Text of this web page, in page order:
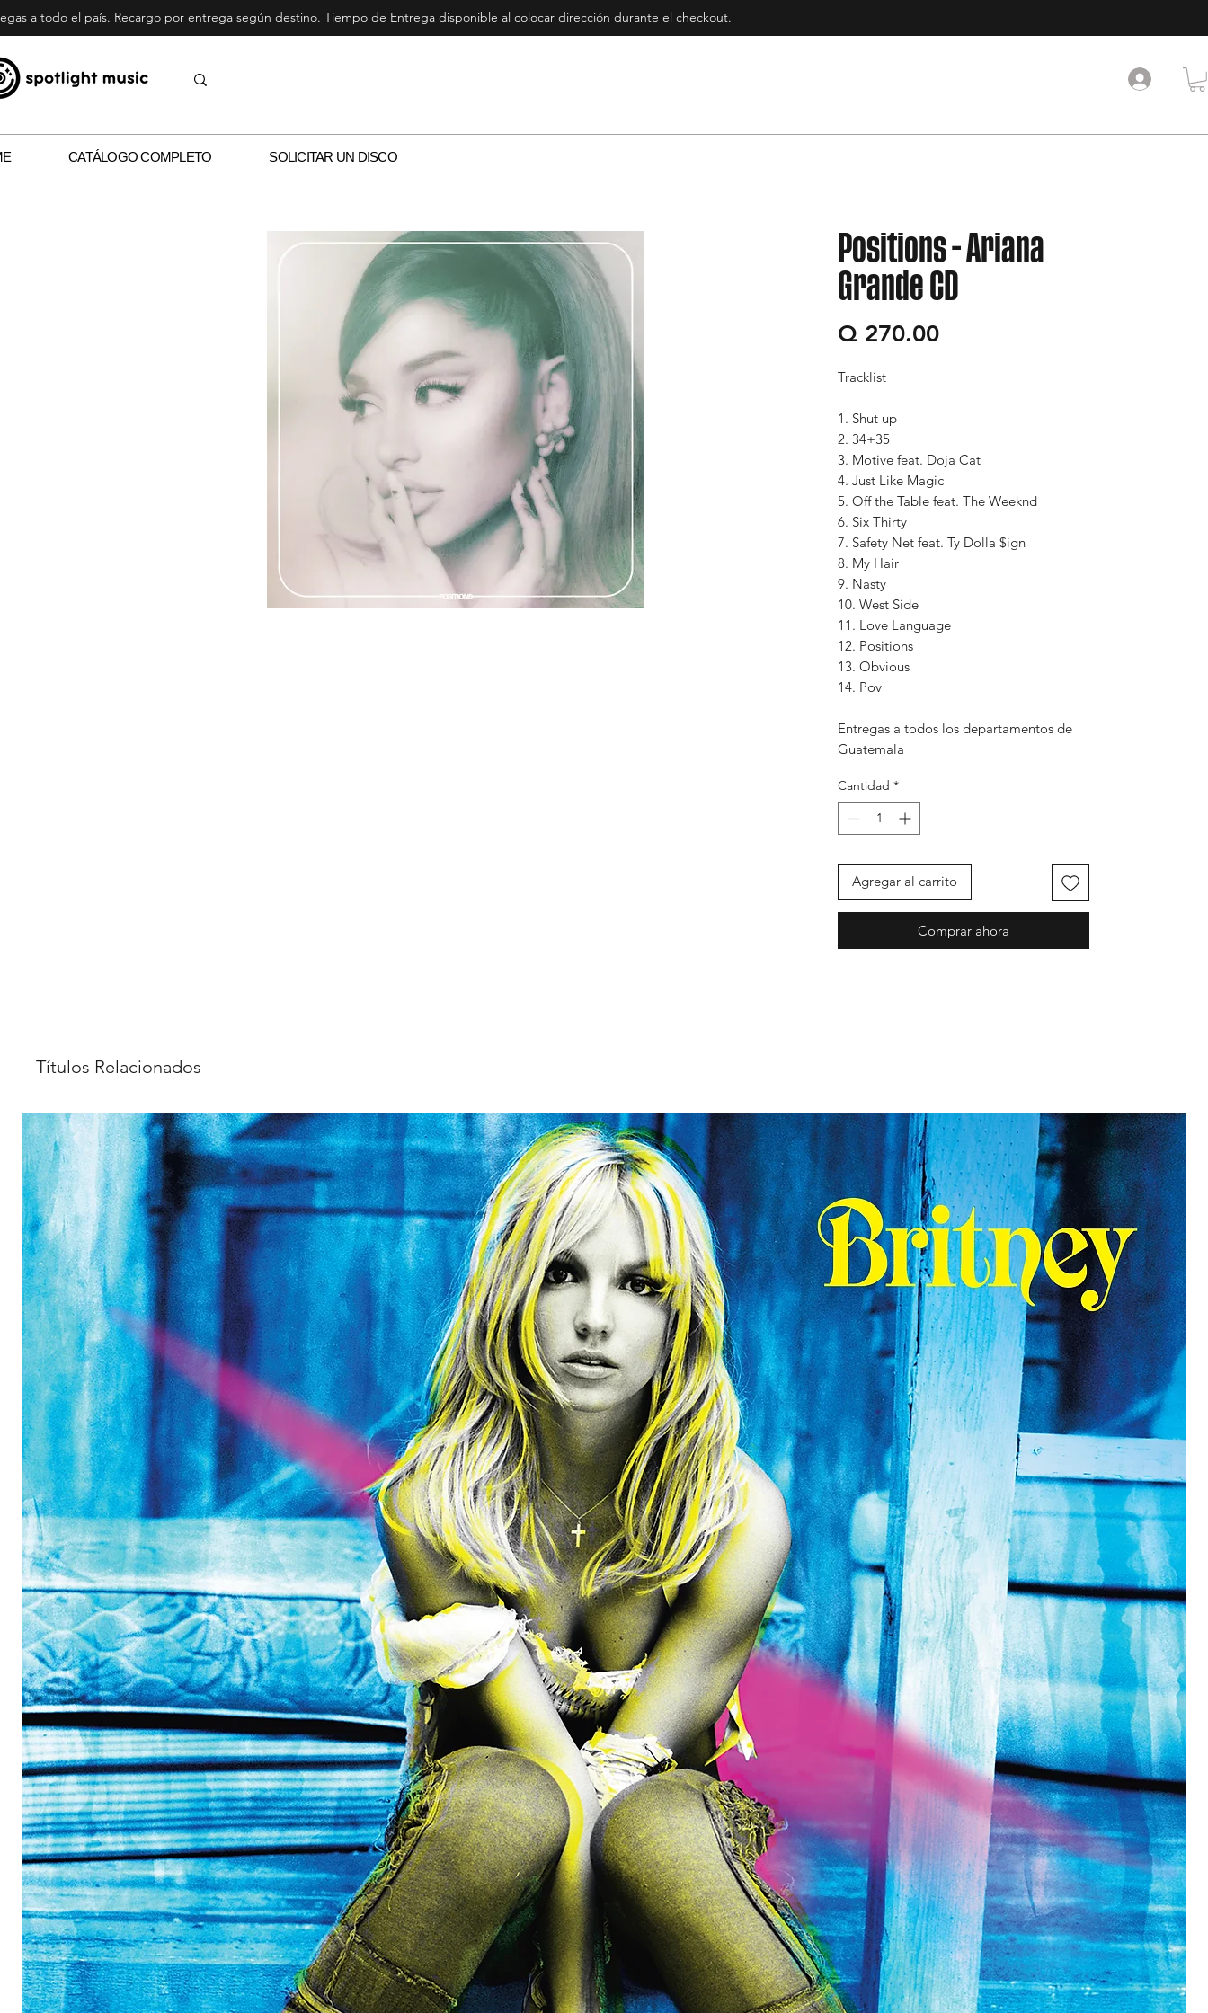
a todo el país. Recargo por entrega según destino. Tiempo de Entrega disponible al colocar dirección durante el checkout.
CATÁLOGO COMPLETO SOLICITAR UN DISCO
Positions - Ariana
Grande CD
Q 270.00Precio
Tracklist
1. Shut up
2. 34+35
3. Motive feat. Doja Cat
4. Just Like Magic
5. Off the Table feat. The Weeknd
6. Six Thirty
7. Safety Net feat. Ty Dolla $ign
8. My Hair
9. Nasty
10. West Side
11. Love Language
12. Positions
13. Obvious
14. Pov
Entregas a todos los departamentos de
Guatemala
Cantidad *
Agregar al carrito
Comprar ahora
Títulos Relacionados